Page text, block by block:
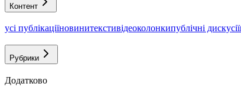
Контент
усі публікаціїновинитекстивідеоколонкипублічні дискусії
Рубрики
Додатково